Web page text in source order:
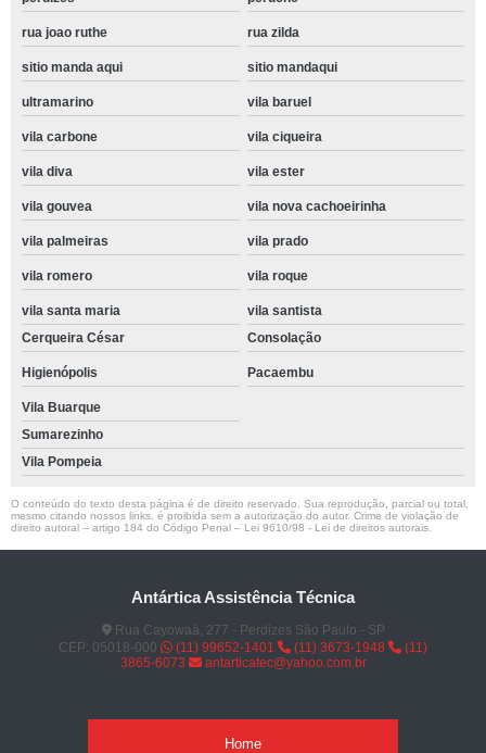
rua joao ruthe rua zilda
sitio manda aqui sitio mandaqui
ultramarino vila baruel
vila carbone vila ciqueira
vila diva vila ester
vila gouvea vila nova cachoeirinha
vila palmeiras vila prado
vila romero vila roque
vila santa maria
vila santista
Cerqueira César
Consolação
Higienópolis Pacaembu
Vila Buarque
Sumarezinho
Vila Pompeia
O conteúdo do texto desta página é de direito reservado. Sua reprodução, parcial ou total,
mesmo citando nossos links, é proibida sem a autorização do autor. Crime de violação de
direito autoral – artigo 184 do Código Penal – Lei 9610/98 - Lei de direitos autorais
Antártica Assistência Técnica
Rua Cayowaá, 277 - Perdizes São Paulo - SP
CEP: 05018-000
(11) 99652-1401 (11) 3673-1948
(11)
3865-6073
antarticatec@yahoo.com.br
Home